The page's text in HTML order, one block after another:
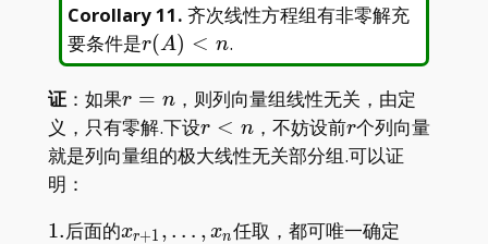
Corollary 11. 齐次线性方程组有非零解充
要条件是r(A)
<n
r(A) < n.
证：如果r=n
r = n，则列向量组线性无关，由定
义，只有零解.下设r<n
r < n，不妨设前r
r个列向量
就是列向量组的极大线性无关部分组.可以证
明：
1.
1.后面的x_{r+1},\dots,x_n
xr+1 , … , xn任取，都可唯一确定